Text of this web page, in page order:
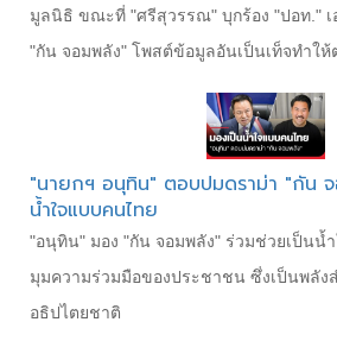
มูลนิธิ ขณะที่ "ศรีสุวรรณ" บุกร้อง "ปอท."
"กัน จอมพลัง" โพสต์ข้อมูลอันเป็นเท็จทำให้
"นายกฯ อนุทิน" ตอบปมดราม่า "กัน
น้ำใจแบบคนไทย
"อนุทิน" มอง "กัน จอมพลัง" ร่วมช่วยเป็นน้
มุมความร่วมมือของประชาชน ซึ่งเป็นพลัง
อธิปไตยชาติ